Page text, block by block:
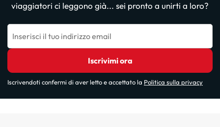
viaggiatori ci leggono già... sei pronto a unirti a loro?
Inserisci il tuo indirizzo email
Iscrivimi ora
Iscrivendoti confermi di aver letto e accettato la Politica sulla privacy